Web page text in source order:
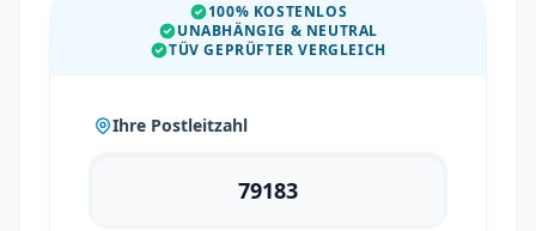
100% KOSTENLOS
UNABHÄNGIG & NEUTRAL
TÜV GEPRÜFTER VERGLEICH
Ihre Postleitzahl